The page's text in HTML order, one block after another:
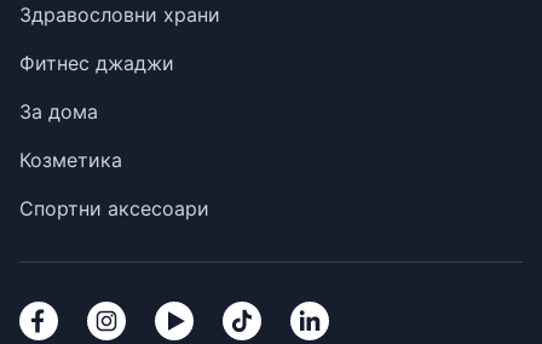
Здравословни храни
Фитнес джаджи
За дома
Козметика
Спортни аксесоари